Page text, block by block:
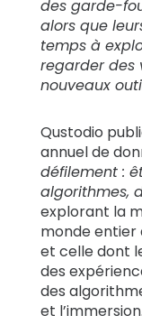
Se connecter
des garde-
alors que
temps à
regarder des
nouveaux
Qustodio
annuel de
défilement :
algorithmes,
explorant la
monde
et celle dont
des
des
et l’immersion.